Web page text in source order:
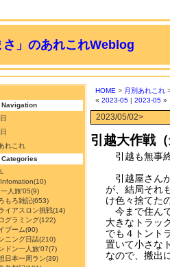
さ」のあれこれWeblog
Navigation
れこれ
Categories
(10)
人旅'05(9)
もろ雑記(653)
イアスロン挑戦(14)
グラミング(122)
ブーム(90)
ニング日誌(210)
ドン一人旅'07(7)
日本一周ラン(39)
HOME > 月別あれこれ
« 2023-05 | 2023-05 »
2023/05/02>
引越大作戦
引越も無事
引越屋さん
が、結局それ
け色々捨てた
今まで住ん
大きなトラッ
でも４トント
置いて小さな
なので、搬出